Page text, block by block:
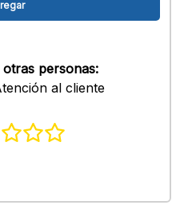
personas:
al cliente